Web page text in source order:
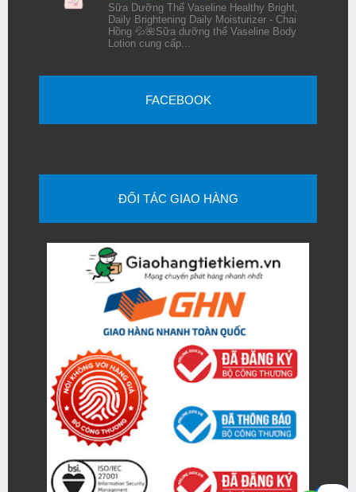
Sữa Dưỡng Thể Vaseline Healthy Bright,
Daily Brightening Daily Moisturizer - Chai
Hồng 💦🌺Sữa dưỡng thể Vaseline Body
Lotion cung cấp...
FACEBOOK
ĐỐI TÁC GIAO HÀNG